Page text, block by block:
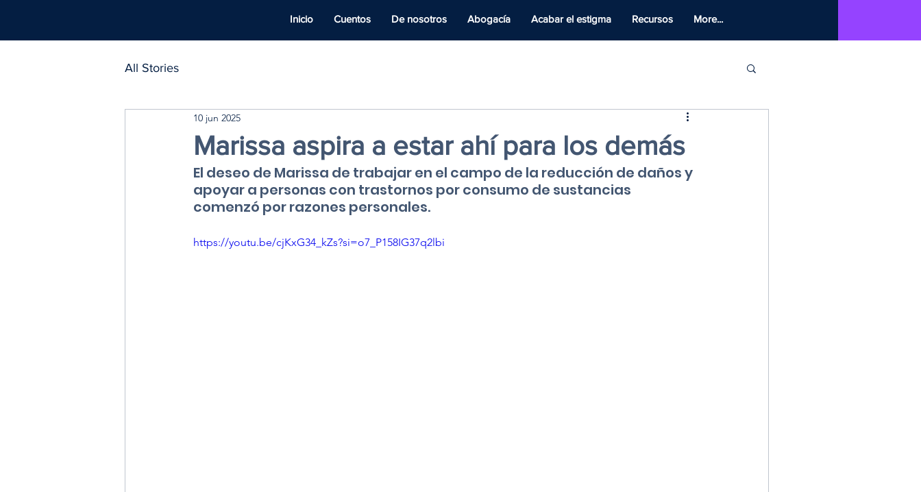
Inicio Cuentos De nosotros Abogacía Acabar el estigma Recursos More...
All Stories
Marissa aspira a estar ahí para los demás
10 jun 2025
El deseo de Marissa de trabajar en el campo de la reducción de daños y
apoyar a personas con trastornos por consumo de sustancias
comenzó por razones personales.
https://youtu.be/cjKxG34_kZs?si=o7_P158IG37q2lbi